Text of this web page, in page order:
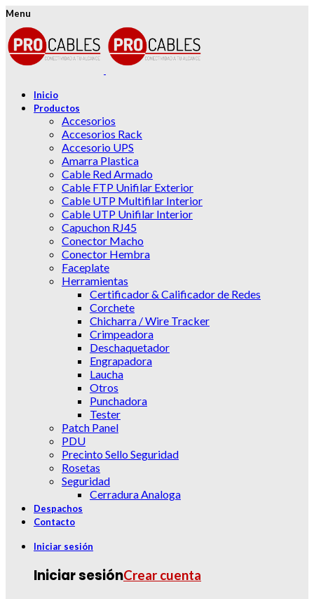
Menu
Inicio
Productos
Accesorios
Accesorios Rack
Accesorio UPS
Amarra Plastica
Cable Red Armado
Cable FTP Unifilar Exterior
Cable UTP Multifilar Interior
Cable UTP Unifilar Interior
Capuchon RJ45
Conector Macho
Conector Hembra
Faceplate
Herramientas
Certificador & Calificador de Redes
Corchete
Chicharra / Wire Tracker
Crimpeadora
Deschaquetador
Engrapadora
Laucha
Otros
Punchadora
Tester
Patch Panel
PDU
Precinto Sello Seguridad
Rosetas
Seguridad
Cerradura Analoga
Despachos
Contacto
Iniciar sesión
Iniciar sesiónCrear cuenta